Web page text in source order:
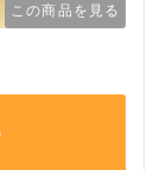
この商品を見る